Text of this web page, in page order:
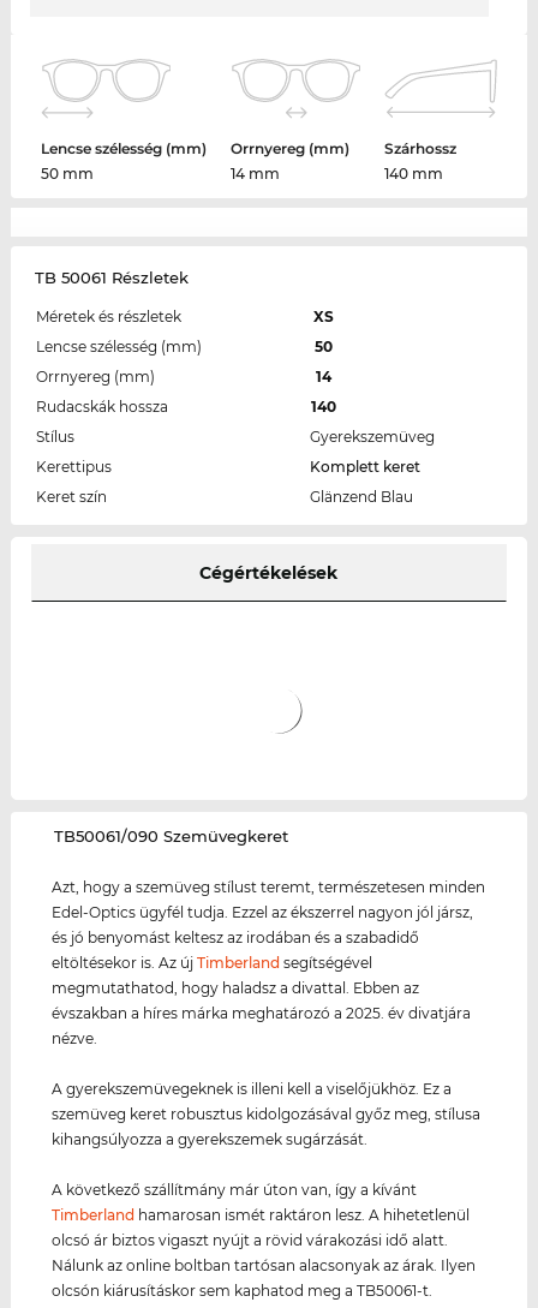
Lencse szélesség (mm)
50 mm
Orrnyereg (mm)
14 mm
Szárhossz
140 mm
TB 50061 Részletek
Méretek és részletek
XS
Lencse szélesség (mm)
50
Orrnyereg (mm)
14
Rudacskák hossza
140
Stílus
Gyerekszemüveg
Kerettipus
Komplett keret
Keret szín
Glänzend Blau
Cégértékelések
‌TB50061/090 Szemüvegkeret
Azt, hogy a szemüveg stílust teremt, természetesen minden
Edel-Optics ügyfél tudja. Ezzel az ékszerrel nagyon jól jársz,
és jó benyomást keltesz az irodában és a szabadidő
eltöltésekor is. Az újTimberland segítségével
megmutathatod, hogy haladsz a divattal. Ebben az
évszakban a híres márka meghatározó a 2025. év divatjára
nézve.
A gyerekszemüvegeknek is illeni kell a viselőjükhöz. Ez a
szemüveg keret robusztus kidolgozásával győz meg, stílusa
kihangsúlyozza a gyerekszemek sugárzását.
A következő szállítmány már úton van, így a kívánt
Timberland hamarosan ismét raktáron lesz. A hihetetlenül
olcsó ár biztos vigaszt nyújt a rövid várakozási idő alatt.
Nálunk az online boltban tartósan alacsonyak az árak. Ilyen
olcsón kiárusításkor sem kaphatod meg a TB50061-t.